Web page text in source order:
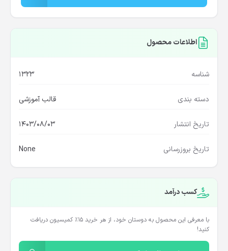
خرید از منبع اصلی
تاریخ بروزرسانی None
کنید!